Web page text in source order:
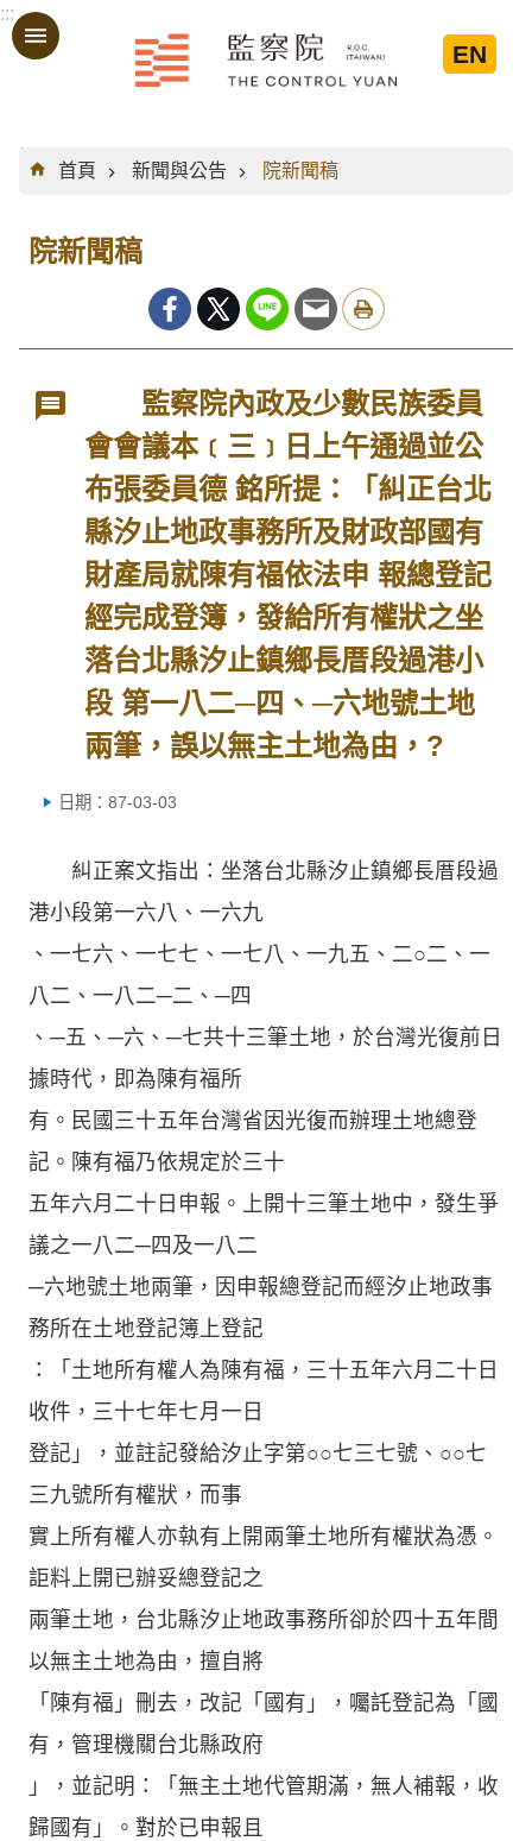
跳到主要內容區塊
:::
EN
:::
首頁
新聞與公告 院新聞稿
院新聞稿
監察院內政及少數民族委員
會會議本﹝三﹞日上午通過並公
布張委員德 銘所提：「糾正台北
縣汐止地政事務所及財政部國有
財產局就陳有福依法申 報總登記
經完成登簿，發給所有權狀之坐
落台北縣汐止鎮鄉長厝段過港小
段 第一八二─四、─六地號土地
兩筆，誤以無主土地為由，?
日期：87-03-03
糾正案文指出：坐落台北縣汐止鎮鄉長厝段過
港小段第一六八、一六九
、一七六、一七七、一七八、一九五、二○二、一
八二、一八二─二、─四
、─五、─六、─七共十三筆土地，於台灣光復前日
據時代，即為陳有福所
有。民國三十五年台灣省因光復而辦理土地總登
記。陳有福乃依規定於三十
五年六月二十日申報。上開十三筆土地中，發生爭
議之一八二─四及一八二
─六地號土地兩筆，因申報總登記而經汐止地政事
務所在土地登記簿上登記
：「土地所有權人為陳有福，三十五年六月二十日
收件，三十七年七月一日
登記」，並註記發給汐止字第○○七三七號、○○七
三九號所有權狀，而事
實上所有權人亦執有上開兩筆土地所有權狀為憑。
詎料上開已辦妥總登記之
兩筆土地，台北縣汐止地政事務所卻於四十五年間
以無主土地為由，擅自將
「陳有福」刪去，改記「國有」，囑託登記為「國
有，管理機關台北縣政府
」，並記明：「無主土地代管期滿，無人補報，收
歸國有」。對於已申報且